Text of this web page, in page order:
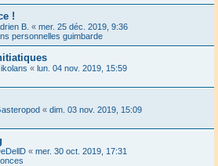
!
B. « mer. 25 déc. 2019, 9:36
personnelles guimbarde
« lun. 04 nov. 2019, 15:59
« dim. 03 nov. 2019, 15:09
« mer. 30 oct. 2019, 17:31